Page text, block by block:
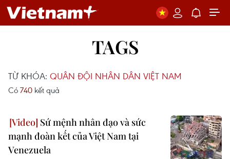
TAGS
TỪ KHÓA: QUÂN ĐỘI NHÂN DÂN VIỆT NAM
Có 740 kết quả
Sứ mệnh nhân đạo và sức
mạnh đoàn kết của Việt Nam tại
Venezuela